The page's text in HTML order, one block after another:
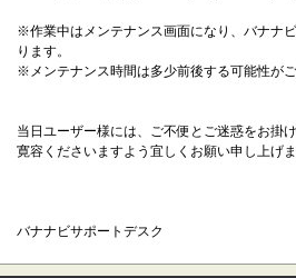
※作業中はメンテナンス画面になり、バナナ
ります。
※メンテナンス時間は多少前後する可能性がご
当日ユーザー様には、ご不便とご迷惑をお掛
寛容くださいますよう宜しくお願い申し上げま
バナナビサポートデスク